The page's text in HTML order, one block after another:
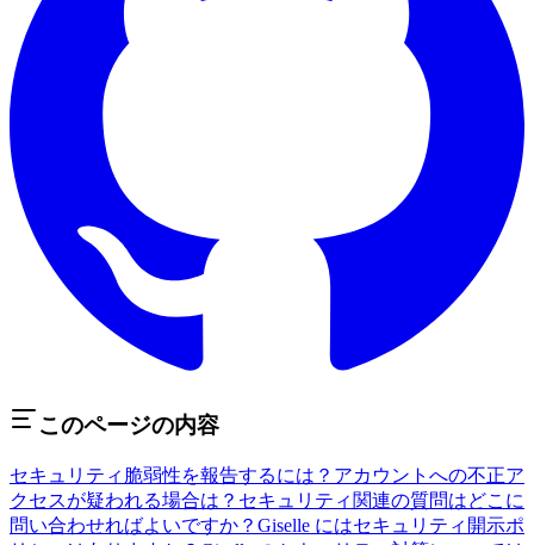
このページの内容
セキュリティ脆弱性を報告するには？ アカウントへの不正ア
クセスが疑われる場合は？ セキュリティ関連の質問はどこに
問い合わせればよいですか？ Giselle にはセキュリティ開示ポ